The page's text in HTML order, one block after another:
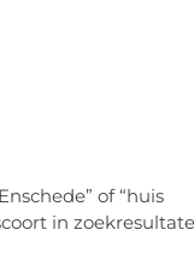
of “huis
in